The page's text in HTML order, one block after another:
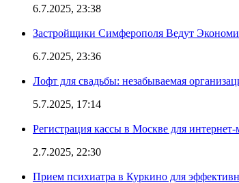
6.7.2025, 23:38
Застройщики Симферополя Ведут
6.7.2025, 23:36
Лофт для свадьбы: незабываемая
5.7.2025, 17:14
Регистрация кассы в Москве для
2.7.2025, 22:30
Прием психиатра в Куркино для